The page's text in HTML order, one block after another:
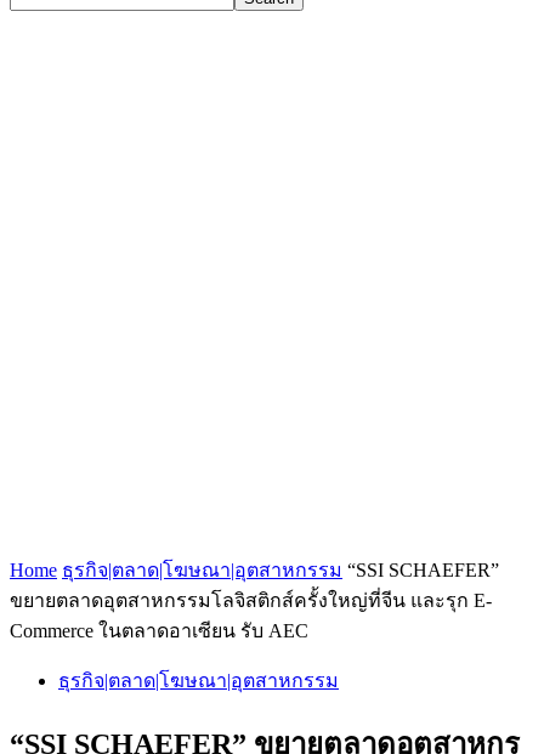
Home ธุรกิจ|ตลาด|โฆษณา|อุตสาหกรรม “SSI SCHAEFER”
ขยายตลาดอุตสาหกรรมโลจิสติกส์ครั้งใหญ่ที่จีน และรุก E-
Commerce ในตลาดอาเซียน รับ AEC
ธุรกิจ|ตลาด|โฆษณา|อุตสาหกรรม
“SSI SCHAEFER” ขยายตลาดอุตสาหกร